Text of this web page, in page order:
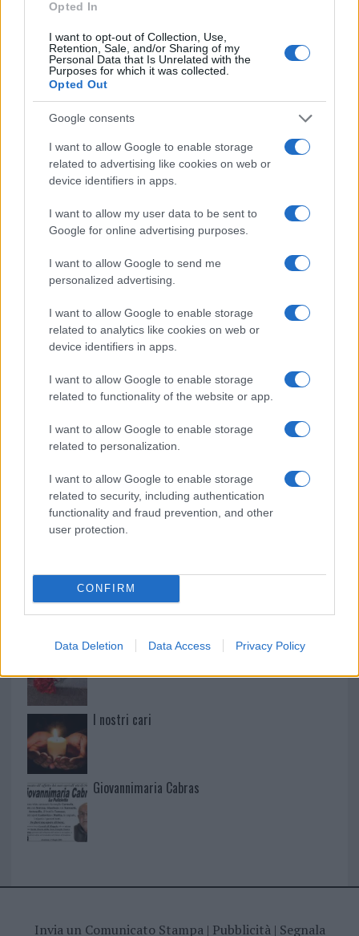
Opted In
I want to opt-out of Collection, Use,
Retention, Sale, and/or Sharing of my
Personal Data that Is Unrelated with the
Purposes for which it was collected.
Opted Out
Google consents
I want to allow Google to enable storage
related to advertising like cookies on web or
device identifiers in apps.
I want to allow my user data to be sent to
Google for online advertising purposes.
I want to allow Google to send me
personalized advertising.
I want to allow Google to enable storage
related to analytics like cookies on web or
device identifiers in apps.
I want to allow Google to enable storage
related to functionality of the website or app.
I want to allow Google to enable storage
related to personalization.
I want to allow Google to enable storage
related to security, including authentication
functionality and fraud prevention, and other
user protection.
CONFIRM
Data Deletion Data Access Privacy Policy
Andrea Mura conquista Palau: grande
partecipazione per il suo racconto
Calangianus, allarme sul centro accoglienza
minori, Albieri: “Episodi gravissimi”
NECROLOGIE
Mario Malu
Paolo Pinna
Martina Agostina Diturco
I nostri cari
I nostri cari
I nostri cari
Giovannimaria Cabras
Invia un Comunicato Stampa| Pubblicità| Segnala